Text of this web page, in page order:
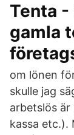
Tenta
gamla
om lönen
skulle jag
arbetslös är
kassa etc.).